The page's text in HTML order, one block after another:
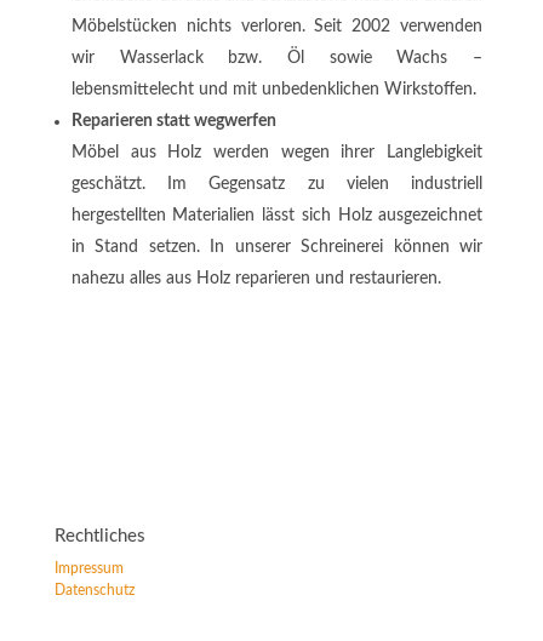
Möbelstücken nichts verloren. Seit 2002 verwenden
wir Wasserlack bzw. Öl sowie Wachs –
lebensmittelecht und mit unbedenklichen Wirkstoffen.
Reparieren statt wegwerfen
Möbel aus Holz werden wegen ihrer Langlebigkeit
geschätzt. Im Gegensatz zu vielen industriell
hergestellten Materialien lässt sich Holz ausgezeichnet
in Stand setzen. In unserer Schreinerei können wir
nahezu alles aus Holz reparieren und restaurieren.
Rechtliches
Impressum
Datenschutz